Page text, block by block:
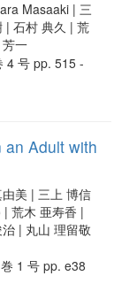
Masaaki | 三
| 石村 典久 | 荒
一
4 号 pp. 515 -
Adult with
美 | 三上 博信
荒木 亜寿香 |
| 丸山 理留敬
1 号 pp. e38